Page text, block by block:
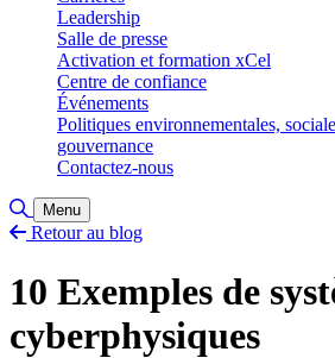
Leadership
Salle de presse
Activation et formation xCel
Centre de confiance
Événements
Politiques environnementales,
gouvernance
Contactez-nous
Basculer la recherche
Menu
Retour au blog
10 Exemples de
cyberphysiques